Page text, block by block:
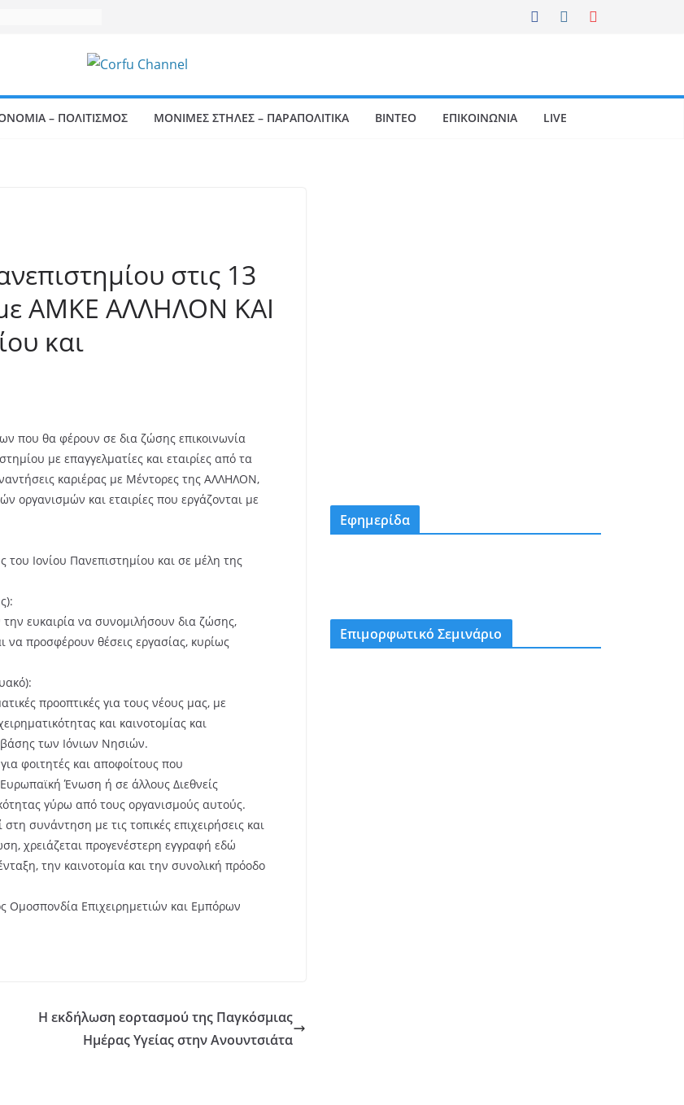
– ΠΟΛΙΤΙΣΜΟΣ ΜΟΝΙΜΕΣ ΣΤΗΛΕΣ – ΠΑΡΑΠΟΛΙΤΙΚΑ ΒΙΝΤΕΟ ΕΠΙΚΟΙΝΩΝΙΑ LIVE
στις 13
ΑΜΚΕ ΑΛΛΗΛΟΝ ΚΑΙ
και
που θα φέρουν σε δια ζώσης επικοινωνία
με επαγγελματίες και εταιρίες από τα
καριέρας με Μέντορες της ΑΛΛΗΛΟΝ,
οργανισμών και εταιρίες που εργάζονται με
Ιονίου Πανεπιστημίου και σε μέλη της
ευκαιρία να συνομιλήσουν δια ζώσης,
να προσφέρουν θέσεις εργασίας, κυρίως
προοπτικές για τους νέους μας, με
και καινοτομίας και
βάσης των Ιόνιων Νησιών.
φοιτητές και αποφοίτους που
Ένωση ή σε άλλους Διεθνείς
γύρω από τους οργανισμούς αυτούς.
συνάντηση με τις τοπικές επιχειρήσεις και
χρειάζεται προγενέστερη εγγραφή εδώ
την καινοτομία και την συνολική πρόοδο
Ομοσπονδία Επιχειρημετιών και Εμπόρων
Η εκδήλωση εορτασμού της Παγκόσμιας
Ημέρας Υγείας στην Ανουντσιάτα
Εφημερίδα
Επιμορφωτικό Σεμινάριο